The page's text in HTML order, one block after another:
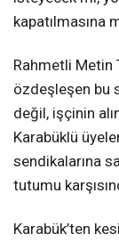
kapatılmasına
Rahmetli Metin
özdeşleşen bu
değil, işçinin
Karabüklü
sendikalarına
tutumu
Karabük’ten